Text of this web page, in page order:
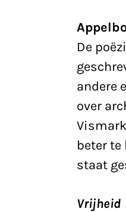
De
andere
over
beter te
staat
Vrijheid